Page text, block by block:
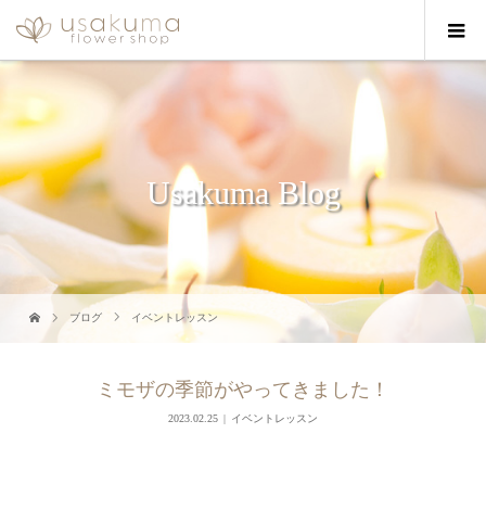
Usakuma Blog
ブログ イベントレッスン
ミモザの季節がやってきました！
2023.02.25 イベントレッスン